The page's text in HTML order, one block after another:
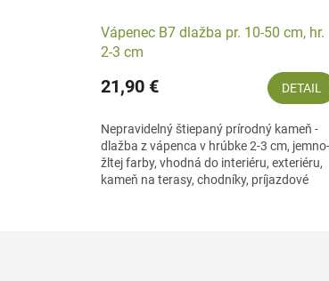
Vápenec B7 dlažba pr. 10-50 cm, hr.
2-3 cm
21,90 € DETAIL
Nepravidelný štiepaný prírodný kameň -
dlažba z vápenca v hrúbke 2-3 cm, jemno-
žltej farby, vhodná do interiéru, exteriéru,
kameň na terasy, chodníky, príjazdové